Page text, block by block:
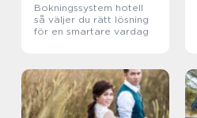
Bokningssystem hotell
så väljer du rätt lösning
för en smartare vardag